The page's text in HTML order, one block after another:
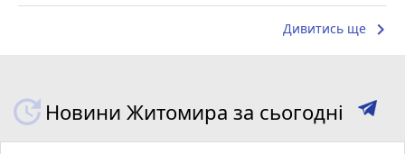
Дивитись ще keyboard_arrow_right
Новини Житомира за сьогодні